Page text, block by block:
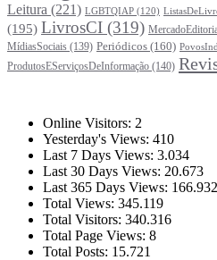
Leitura (221) LGBTQIAP (120)
(195) LivrosCI (319)
MídiasSociais (139) Periódicos (160)
ProdutosEServiçosDeInformação (140)
Online Visitors: 2
Yesterday's Views: 410
Last 7 Days Views: 3.034
Last 30 Days Views: 20.673
Last 365 Days Views: 166.932
Total Views: 345.119
Total Visitors: 340.316
Total Page Views: 8
Total Posts: 15.721